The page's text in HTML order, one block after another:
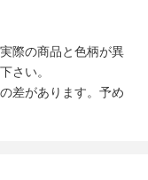
際の商品と色柄が異
さい。
差があります。予め